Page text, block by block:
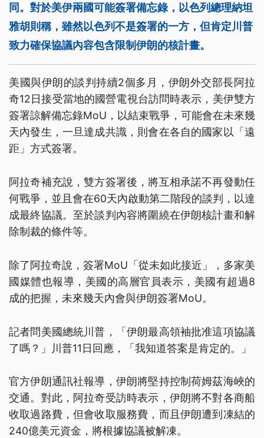
同。對於美伊兩國可能簽署備忘錄，以色列總理納坦
雅胡則稱，雖然以色列不是簽署的一方，但肯定川普
致力確保協議內容包含限制伊朗的核計畫。
美國與伊朗的談判持續2個多月，伊朗外交部長阿拉
奇12日接受當地的國營電視台訪問時表示，美伊雙方
簽署諒解備忘錄MoU，以結束戰爭，可能會在未來幾
天內發生，一旦達成共識，則會在各自的國家以「遠
距」方式簽署。
阿拉奇補充說，雙方簽署後，將互相承諾不再發動任
何戰爭，並且會在60天內啟動第二階段的談判，以達
成最終協議。至於談判內容將圍繞在伊朗核計畫和解
除制裁的條件等。
除了阿拉奇說，簽署MoU「從未如此接近」，多家美
國媒體也報導，美國的高層官員表示，美國有超過8
成的把握，未來幾天內會與伊朗簽署MoU。
記者問美國總統川普，「伊朗最高領袖批准這項協議
了嗎？」川普11日回應，「我知道答案是肯定的。」
官方伊朗通訊社報導，伊朗將堅持控制荷姆茲海峽的
交通。對此，阿拉奇受訪時表示，伊朗將不對各商船
收取過路費，但會收取服務費，而且伊朗遭到凍結的
240億美元資金，將根據協議被解凍。